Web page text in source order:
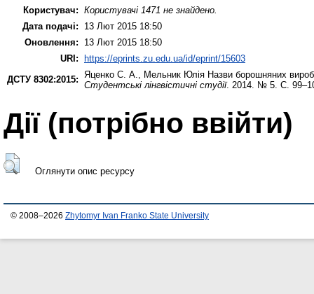
Користувач: Користувачі 1471 не знайдено.
Дата подачі:
13 Лют 2015 18:50
Оновлення:
13 Лют 2015 18:50
URI: https://eprints.zu.edu.ua/id/eprint/15603
ДСТУ 8302:2015:
Яценко С. А. Мельник Юлія Назви борошняних
Студентські лінгвістичні студії. 2014. № 5. С.
Дії ​​(потрібно ввійти)
Оглянути опис ресурсу
© 2008–2026 Zhytomyr Ivan Franko State University